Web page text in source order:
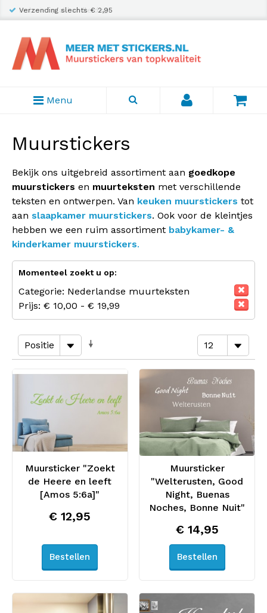
Inclusief plakhandleiding
Menu
Muurstickers
Bekijk ons uitgebreid assortiment aan goedkope
muurstickers en muurteksten met verschillende
teksten en ontwerpen. Van keuken muurstickers tot
aan slaapkamer muurstickers. Ook voor de kleintjes
hebben we een ruim assortiment babykamer- &
kinderkamer muurstickers.
Momenteel zoekt u op:
Categorie: Nederlandse muurteksten
Prijs: € 10,00 - € 19,99
Muursticker "Zoekt
de Heere en leeft
[Amos 5:6a]"
€ 12,95
Bestellen
Muursticker
"Welterusten, Good
Night, Buenas
Noches, Bonne Nuit"
€ 14,95
Bestellen